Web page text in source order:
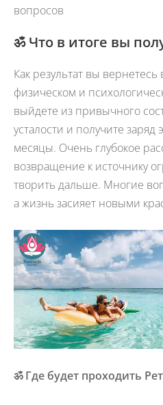
вопросов
ॐЧто в итоге вы
Как результат вы
физическом и
выйдете из привычного
усталости и получите
месяцы. Очень глубокое
возвращение к источнику
творить дальше. Многие
а жизнь засияет новыми
ॐГде будет проходить